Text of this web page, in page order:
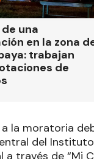
una
en la zona
trabajan
de
la moratoria
del